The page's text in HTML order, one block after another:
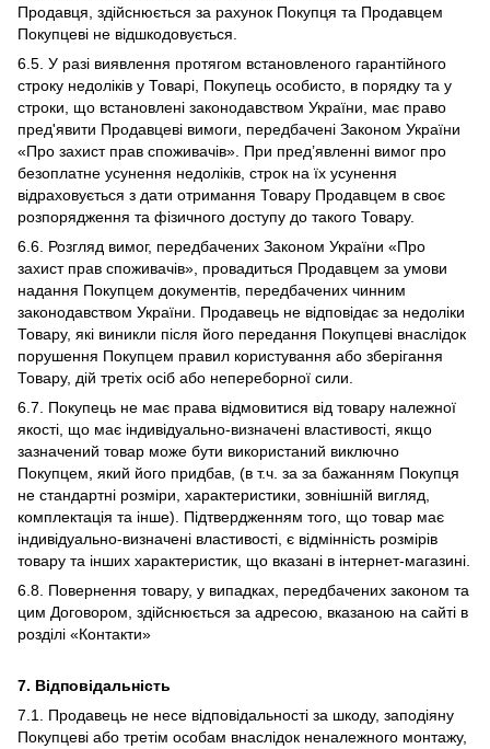
Продавця, здійснюється за рахунок Покупця та Продавцем
Покупцеві не відшкодовується.
6.5. У разі виявлення протягом встановленого гарантійного
строку недоліків у Товарі, Покупець особисто, в порядку та у
строки, що встановлені законодавством України, має право
пред'явити Продавцеві вимоги, передбачені Законом України
«Про захист прав споживачів». При пред’явленні вимог про
безоплатне усунення недоліків, строк на їх усунення
відраховується з дати отримання Товару Продавцем в своє
розпорядження та фізичного доступу до такого Товару.
6.6. Розгляд вимог, передбачених Законом України «Про
захист прав споживачів», провадиться Продавцем за умови
надання Покупцем документів, передбачених чинним
законодавством України. Продавець не відповідає за недоліки
Товару, які виникли після його передання Покупцеві внаслідок
порушення Покупцем правил користування або зберігання
Товару, дій третіх осіб або непереборної сили.
6.7. Покупець не має права відмовитися від товару належної
якості, що має індивідуально-визначені властивості, якщо
зазначений товар може бути використаний виключно
Покупцем, який його придбав, (в т.ч. за за бажанням Покупця
не стандартні розміри, характеристики, зовнішній вигляд,
комплектація та інше). Підтвердженням того, що товар має
індивідуально-визначені властивості, є відмінність розмірів
товару та інших характеристик, що вказані в інтернет-магазині.
6.8. Повернення товару, у випадках, передбачених законом та
цим Договором, здійснюється за адресою, вказаною на сайті в
розділі «Контакти»
7. Відповідальність
7.1. Продавець не несе відповідальності за шкоду, заподіяну
Покупцеві або третім особам внаслідок неналежного монтажу,